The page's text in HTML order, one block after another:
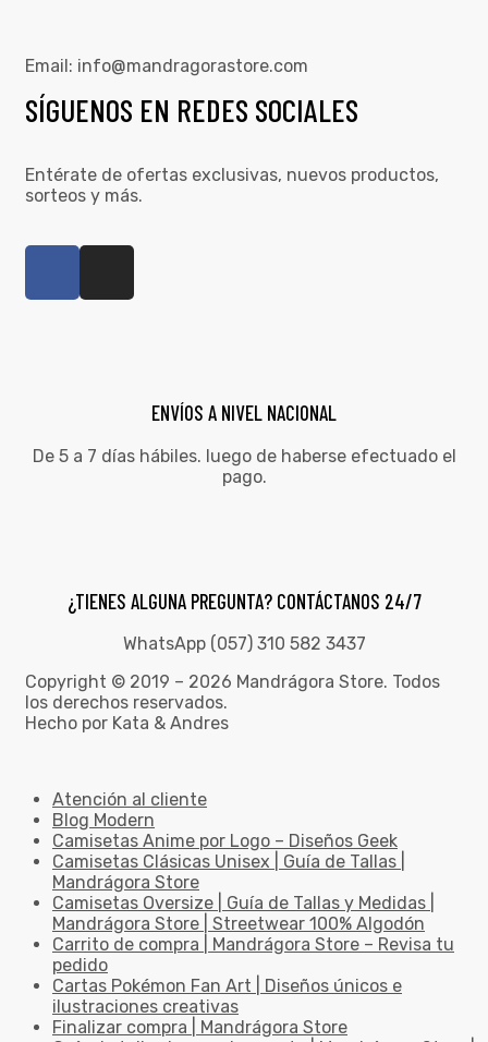
Email: info@mandragorastore.com
SÍGUENOS EN REDES SOCIALES
Entérate de ofertas exclusivas, nuevos productos,
sorteos y más.
ENVÍOS A NIVEL NACIONAL
De 5 a 7 días hábiles. luego de haberse efectuado el
pago.
¿TIENES ALGUNA PREGUNTA? CONTÁCTANOS 24/7
WhatsApp (057) 310 582 3437
Copyright © 2019 – 2026 Mandrágora Store. Todos
los derechos reservados.
Hecho por Kata & Andres
Atención al cliente
Blog Modern
Camisetas Anime por Logo – Diseños Geek
Camisetas Clásicas Unisex | Guía de Tallas |
Mandrágora Store
Camisetas Oversize | Guía de Tallas y Medidas |
Mandrágora Store | Streetwear 100% Algodón
Carrito de compra | Mandrágora Store – Revisa tu
pedido
Cartas Pokémon Fan Art | Diseños únicos e
ilustraciones creativas
Finalizar compra | Mandrágora Store